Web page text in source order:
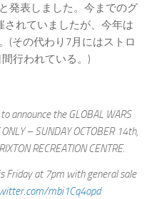
発表しました。今までのグ
されていましたが、今年は
(その代わり7月にはストロ
行われている。)
announce the GLOBAL WARS
– SUNDAY OCTOBER 14th,
RECREATION CENTRE.
Friday at 7pm with general sale
mbi1Cq4opd